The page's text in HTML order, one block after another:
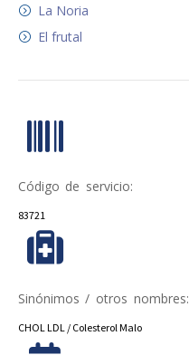
La Noria
El frutal
Código de servicio:
83721
Sinónimos / otros nombres:
CHOL LDL / Colesterol Malo